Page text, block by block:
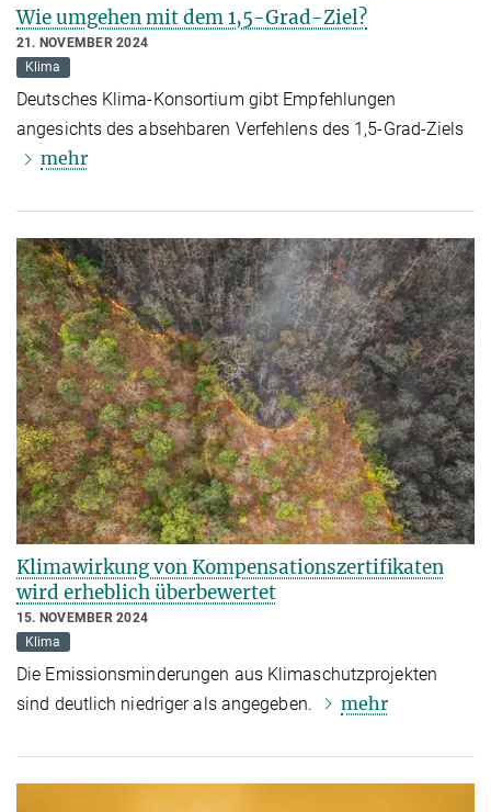
Wie umgehen mit dem 1,5-Grad-Ziel?
21. NOVEMBER 2024
Klima
Deutsches Klima-Konsortium gibt Empfehlungen
angesichts des absehbaren Verfehlens des 1,5-Grad-Ziels
mehr
Klimawirkung von Kompensationszertifikaten
wird erheblich überbewertet
15. NOVEMBER 2024
Klima
Die Emissionsminderungen aus Klimaschutzprojekten
sind deutlich niedriger als angegeben.
mehr